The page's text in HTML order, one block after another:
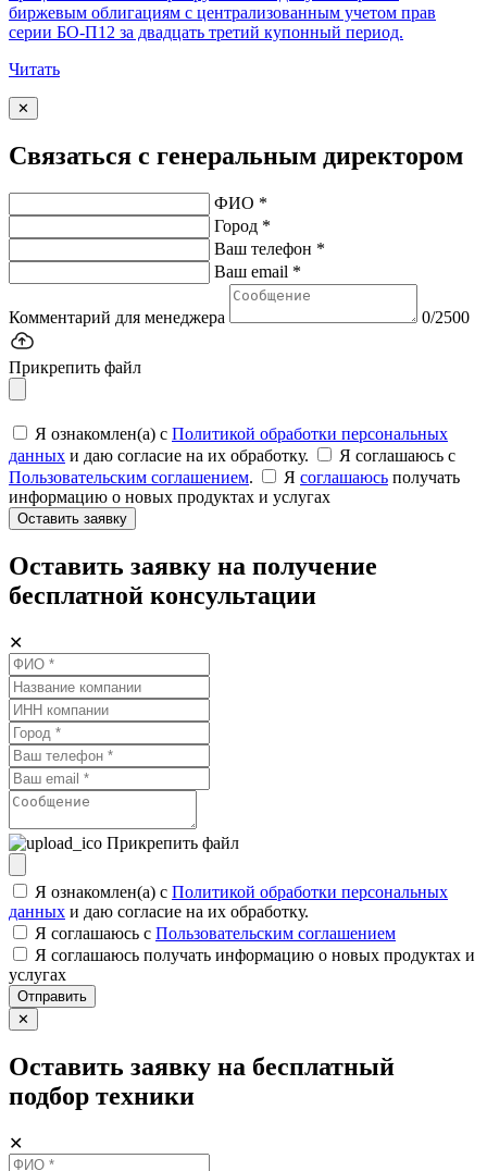
биржевым облигациям с централизованным учетом прав
серии БО-П12 за двадцать третий купонный период.
Читать
✕
Связаться с генеральным директором
ФИО *
Город *
Ваш телефон *
Ваш email *
Комментарий для менеджера 0/2500
Прикрепить файл
Я ознакомлен(а) с Политикой обработки персональных
данных и даю согласие на их обработку.
Я соглашаюсь c
Пользовательским соглашением. Я соглашаюсь получать
информацию о новых продуктах и услугах
Оставить заявку
Оставить заявку на получение
бесплатной консультации
✕
Прикрепить файл
Я ознакомлен(а) с Политикой обработки персональных
данных и даю согласие на их обработку.
Я соглашаюсь c Пользовательским соглашением
Я соглашаюсь получать информацию о новых продуктах и
услугах
Отправить
✕
Оставить заявку на бесплатный
подбор техники
✕